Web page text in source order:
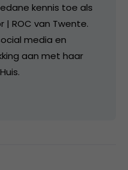
kennis toe als
| ROC van Twente.
media en
aan met haar